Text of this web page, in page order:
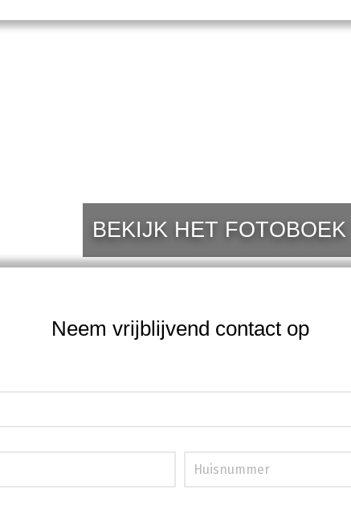
BEKIJK HET FOTOBOEK
Neem vrijblijvend contact op